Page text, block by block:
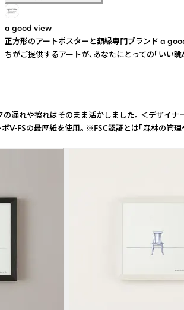
a good view
正方形のアートポスターと額縁専門ブランド a
ちがご提供するアートが、あなたにとっての「いい眺
擦れはそのまま活かしました。 ＜デ
最厚紙を使用。 ※FSC認証とは「森林